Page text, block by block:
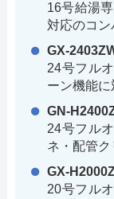
16号給湯
対応のコン
GX-
24号フル
ーン機能に
GN-
24号フル
ネ・配管ク
GX-
20号フル